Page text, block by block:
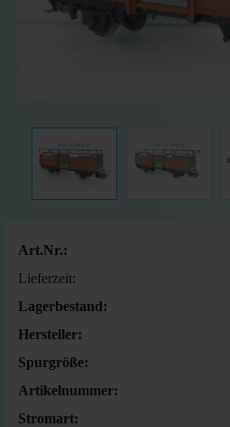
Art.Nr.:
Lieferzeit:
Lagerbestand:
Hersteller:
Spurgröße:
Artikelnummer:
Stromart: